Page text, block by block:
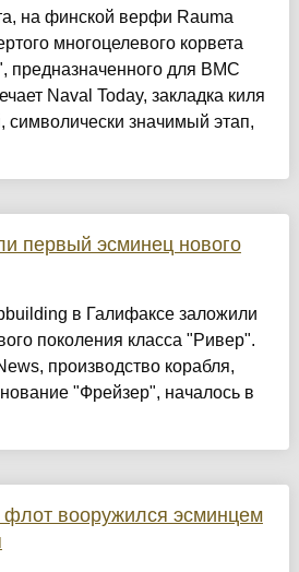
на финской верфи Rauma
многоцелевого корвета
предназначенного для ВМС
Naval Today, закладка киля
символически значимый этап,
первый эсминец нового
в Галифаксе заложили
поколения класса "Ривер".
производство корабля,
"Фрейзер", началось в
флот вооружился эсминцем